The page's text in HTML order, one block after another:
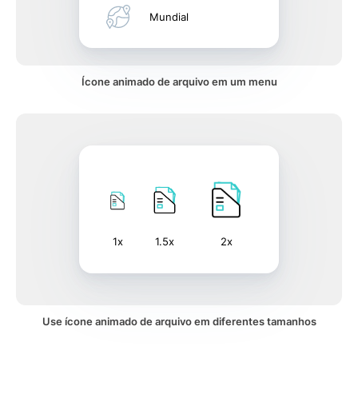
Mundial
Ícone animado de arquivo em um menu
1x 1.5x 2x
Use ícone animado de arquivo em diferentes tamanhos